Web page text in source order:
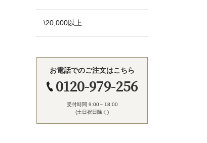
\20,000以上
お電話でのご注文はこちら
0120-979-256
受付時間 9:00～18:00
(土日祝日除く)